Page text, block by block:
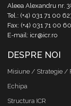
Aleea Alexandru nr.
Tel.: (+4) 031 71 00
Fax: (+4) 031 71 00
E-mail: icr@icr.ro
DESPRE NOI
Misiune / Strategie /
Echipa
Structura ICR